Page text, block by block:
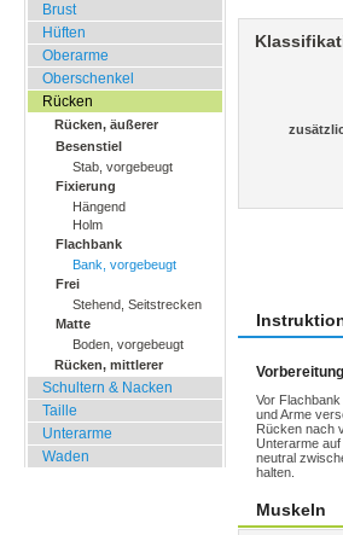
Brust
Hüften
Oberarme
Oberschenkel
Rücken
Rücken, äußerer
Besenstiel
Stab, vorgebeugt
Fixierung
Hängend
Holm
Flachbank
Bank, vorgebeugt
Frei
Stehend, Seitstrecken
Matte
Boden, vorgebeugt
Rücken, mittlerer
Schultern & Nacken
Taille
Unterarme
Waden
Vorbereitung
Vor
und Arme
Rücken nach
Unterarme
neutral
halten.
Muskeln